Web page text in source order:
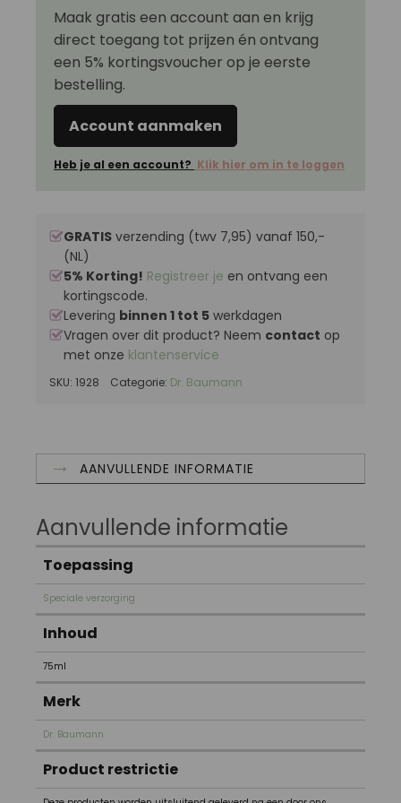
Maak gratis een account aan en krijg
direct toegang tot prijzen én ontvang
een 5% kortingsvoucher op je eerste
bestelling.
Account aanmaken
Heb je al een account? Klik hier om in te loggen
GRATIS verzending (twv 7,95) vanaf 150,-
(NL)
5% Korting! Registreer je en ontvang een
kortingscode.
Levering binnen 1 tot 5 werkdagen
Vragen over dit product? Neem contact op
met onze klantenservice
SKU: 1928 Categorie: Dr. Baumann
AANVULLENDE INFORMATIE
Aanvullende informatie
Toepassing
Speciale verzorging
Inhoud
75ml
Merk
Dr. Baumann
Product restrictie